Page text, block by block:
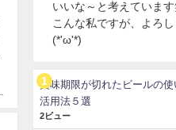
いいな～と考えていま
こんな私ですが、よろ
(*'ω'*)
賞味期限が切れたビールの
活用法５選
2ビュー